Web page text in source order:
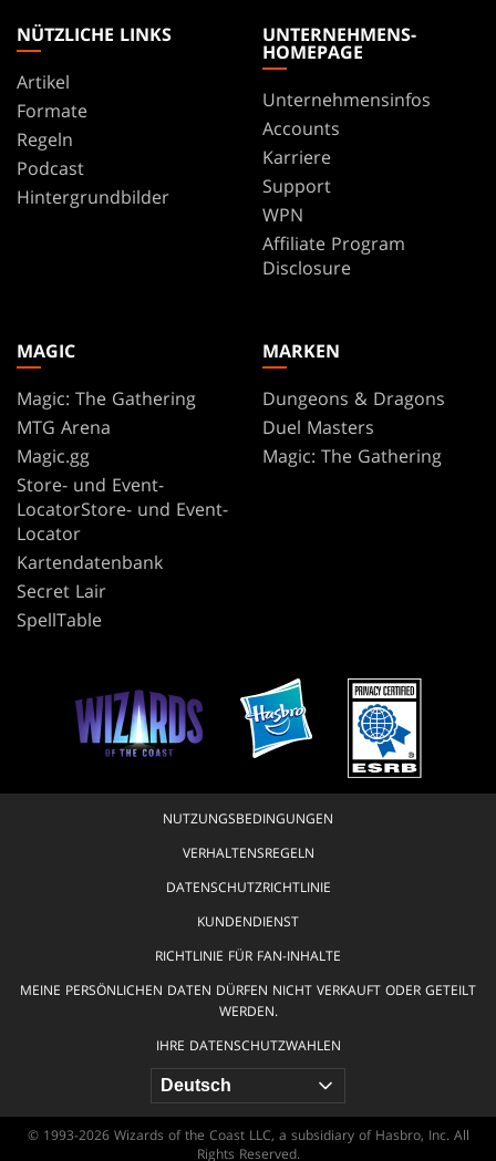
NÜTZLICHE LINKS
Artikel
Formate
Regeln
Podcast
Hintergrundbilder
UNTERNEHMENS-
HOMEPAGE
Unternehmensinfos
Accounts
Karriere
Support
WPN
Affiliate Program
Disclosure
MAGIC
Magic: The Gathering
MTG Arena
Magic.gg
Store- und Event-
LocatorStore- und Event-
Locator
Kartendatenbank
Secret Lair
SpellTable
MARKEN
Dungeons & Dragons
Duel Masters
Magic: The Gathering
NUTZUNGSBEDINGUNGEN
VERHALTENSREGELN
DATENSCHUTZRICHTLINIE
KUNDENDIENST
RICHTLINIE FÜR FAN-INHALTE
MEINE PERSÖNLICHEN DATEN DÜRFEN NICHT VERKAUFT ODER GETEILT
WERDEN.
IHRE DATENSCHUTZWAHLEN
© 1993-2026 Wizards of the Coast LLC, a subsidiary of Hasbro, Inc. All
Rights Reserved.